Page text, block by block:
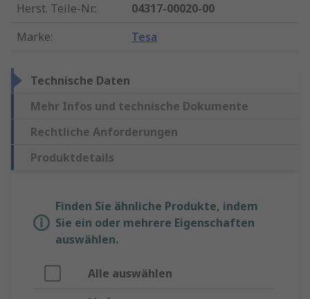
Herst. Teile-Nr.:
04317-00020-00
Marke: Tesa
Technische Daten
Mehr Infos und technische Dokumente
Rechtliche Anforderungen
Produktdetails
Finden Sie ähnliche Produkte, indem
Sie ein oder mehrere Eigenschaften
auswählen.
Alle auswählen